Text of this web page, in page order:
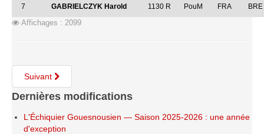
Saison 2009-2010
Saison 2008-2009
Les palmarès
L'Open de Noël
Les Rapides
Les tournois de saison
7 GABRIELCZYK Harold 1130 R PouM FRA BRE
Affichages : 2099
Suivant
Dernières modifications
L'Échiquier Gouesnousien — Saison 2025-2026 : une année
d'exception